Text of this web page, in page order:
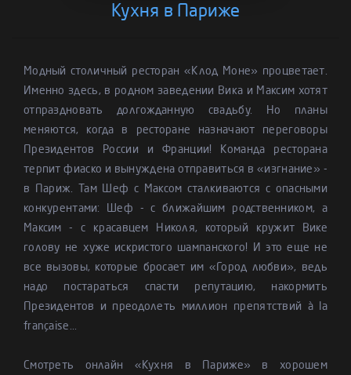
Кухня в Париже
Модный столичный ресторан «Клод Моне» процветает.
Именно здесь, в родном заведении Вика и Максим хотят
отпраздновать долгожданную свадьбу. Но планы
меняются, когда в ресторане назначают переговоры
Президентов России и Франции! Команда ресторана
терпит фиаско и вынуждена отправиться в «изгнание» -
в Париж. Там Шеф с Максом сталкиваются с опасными
конкурентами: Шеф - с ближайшим родственником, а
Максим - с красавцем Николя, который кружит Вике
голову не хуже искристого шампанского! И это еще не
все вызовы, которые бросает им «Город любви», ведь
надо постараться спасти репутацию, накормить
Президентов и преодолеть миллион препятствий à la
française...
Смотреть онлайн «Кухня в Париже» в хорошем